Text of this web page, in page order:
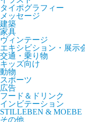
タイポグラフィー
メッセージ
建築
家具
ヴィンテージ
エキシビション・展示
交通・乗り物
キッズ向け
動物
スポーツ
広告
フード＆ドリンク
インビテーション
STILLEBEN & MOEBE
その他